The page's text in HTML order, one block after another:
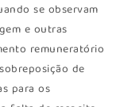
se observam
e outras
remuneratório
de
para os